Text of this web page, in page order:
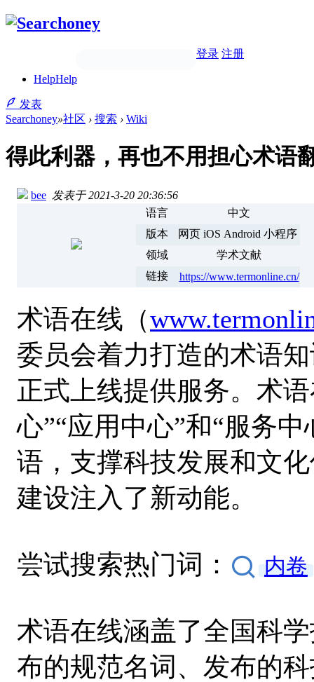
登录 注册
HelpHelp
发表
Searchoney»社区 › 搜索 › Wiki
得此利器，再也不用担心术语
bee 发表于 2021-3-20 20:36:56
语言
中文
版本
网页 iOS Android 小程序
领域
学术文献
链接
https://www.termonline.cn/
术语在线（
委员会着力打造的术语
正式上线提供服务。术
心”“应用中心”和“服务
语，支撑科技发展和文
建设注入了新动能。
尝试搜索热门词： 内卷
术语在线涵盖了全国科
布的规范名词、发布的